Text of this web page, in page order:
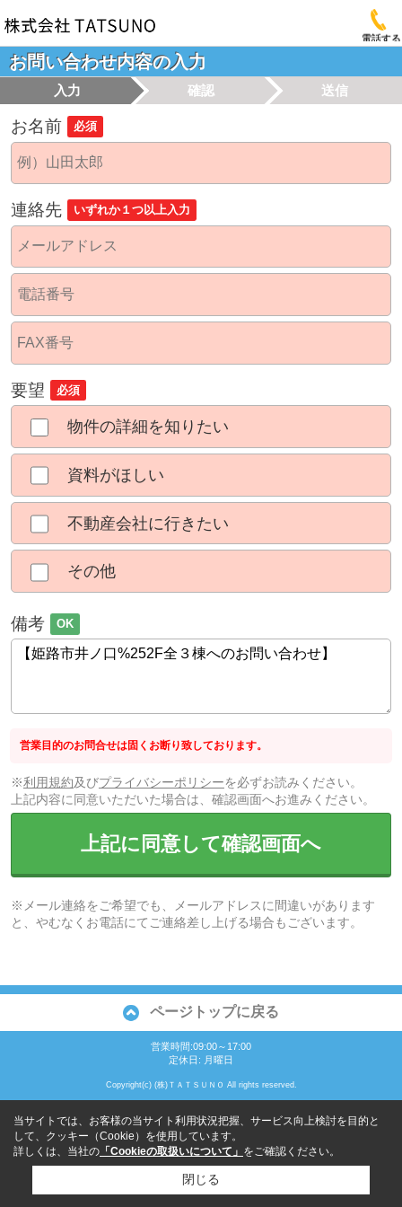
電話する
お問い合わせ内容の入力
入力 確認 送信
お名前 必須
連絡先 いずれか１つ以上入力
要望 必須
物件の詳細を知りたい
資料がほしい
不動産会社に行きたい
その他
備考 OK
営業目的のお問合せは固くお断り致しております。
※利用規約及びプライバシーポリシーを必ずお読みください。
上記内容に同意いただいた場合は、確認画面へお進みください。
上記に同意して確認画面へ
※メール連絡をご希望でも、メールアドレスに間違いがあります
と、やむなくお電話にてご連絡差し上げる場合もございます。
ページトップに戻る
営業時間:09:00～17:00
定休日: 月曜日
Copyright(c) (株)ＴＡＴＳＵＮＯ All rights reserved.
当サイトでは、お客様の当サイト利用状況把握、サービス向上検討を目的と
して、クッキー（Cookie）を使用しています。
詳しくは、当社の 「Cookieの取扱いについて」 をご確認ください。
閉じる